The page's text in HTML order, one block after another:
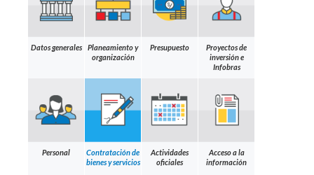
Datos generales
Planeamiento y
organización
Presupuesto
Proyectos de
inversión e
Infobras
Personal
Contratación de
bienes y servicios
Actividades
oficiales
Acceso a la
información